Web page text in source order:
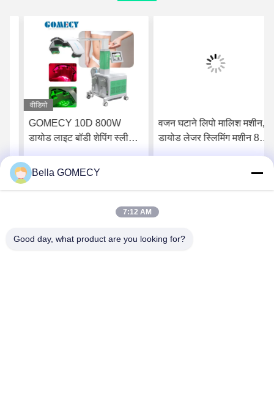
वीडियो
GOMECY 10D 800W
डायोड लाइट बॉडी शेपिंग स्लीमिंग
उत्तेजना उपकरण गैर स्पर्श 7
टेस्ला Hiemt
वजन घटाने लिपो मालिश मशीन,
डायोड लेजर स्लिमिंग मशीन 8
Bella GOMECY
7:12 AM
Good day, what product are you looking for?